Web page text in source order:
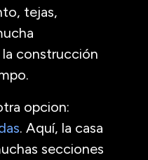
tejas,
construcción
opcion:
. Aquí, la casa
secciones